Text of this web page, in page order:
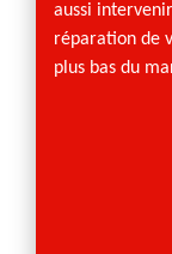
aussi
réparation de
plus bas du